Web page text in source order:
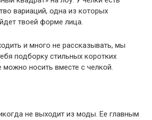
вариаций, одна из которых
твоей форме лица.
и много не рассказывать, мы
подборку стильных коротких
можно носить вместе с челкой.
не выходит из моды. Ее главным